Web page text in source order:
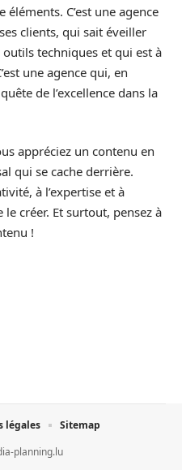
C’est une agence
clients, qui sait éveiller
techniques et qui est à
une agence qui, en
de l’excellence dans la
appréciez un contenu en
qui se cache derrière.
à l’expertise et à
créer. Et surtout, pensez à
!
planning.lu
légales Sitemap